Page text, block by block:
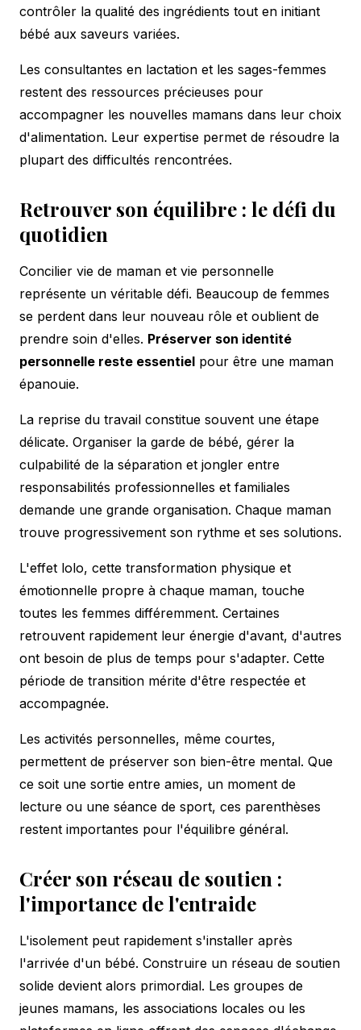
contrôler la qualité des ingrédients tout en initiant
bébé aux saveurs variées.
Les consultantes en lactation et les sages-femmes
restent des ressources précieuses pour
accompagner les nouvelles mamans dans leur choix
d'alimentation. Leur expertise permet de résoudre la
plupart des difficultés rencontrées.
Retrouver son équilibre : le défi du
quotidien
Concilier vie de maman et vie personnelle
représente un véritable défi. Beaucoup de femmes
se perdent dans leur nouveau rôle et oublient de
prendre soin d'elles. Préserver son identité
personnelle reste essentiel pour être une maman
épanouie.
La reprise du travail constitue souvent une étape
délicate. Organiser la garde de bébé, gérer la
culpabilité de la séparation et jongler entre
responsabilités professionnelles et familiales
demande une grande organisation. Chaque maman
trouve progressivement son rythme et ses solutions.
L'effet lolo, cette transformation physique et
émotionnelle propre à chaque maman, touche
toutes les femmes différemment. Certaines
retrouvent rapidement leur énergie d'avant, d'autres
ont besoin de plus de temps pour s'adapter. Cette
période de transition mérite d'être respectée et
accompagnée.
Les activités personnelles, même courtes,
permettent de préserver son bien-être mental. Que
ce soit une sortie entre amies, un moment de
lecture ou une séance de sport, ces parenthèses
restent importantes pour l'équilibre général.
Créer son réseau de soutien :
l'importance de l'entraide
L'isolement peut rapidement s'installer après
l'arrivée d'un bébé. Construire un réseau de soutien
solide devient alors primordial. Les groupes de
jeunes mamans, les associations locales ou les